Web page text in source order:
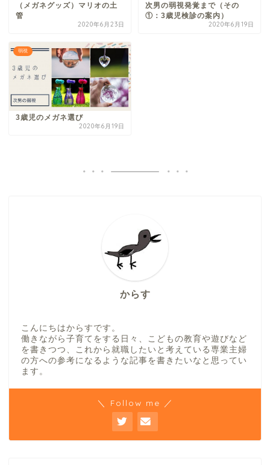
（メガネグッズ）マリオの土
管
2020年6月23日
次男の弱視発覚まで（その
①：3歳児検診の案内）
2020年6月19日
弱視
3歳児のメガネ選び
2020年6月19日
からす
こんにちはからすです。
働きながら子育てをする日々、こどもの教育や遊びなど
を書きつつ、これから就職したいと考えている専業主婦
の方への参考になるような記事を書きたいなと思ってい
ます。
＼ Follow me ／